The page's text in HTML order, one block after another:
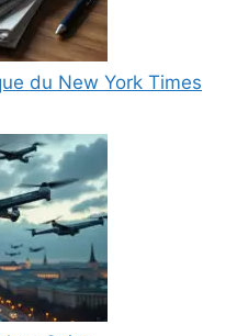
du New York Times